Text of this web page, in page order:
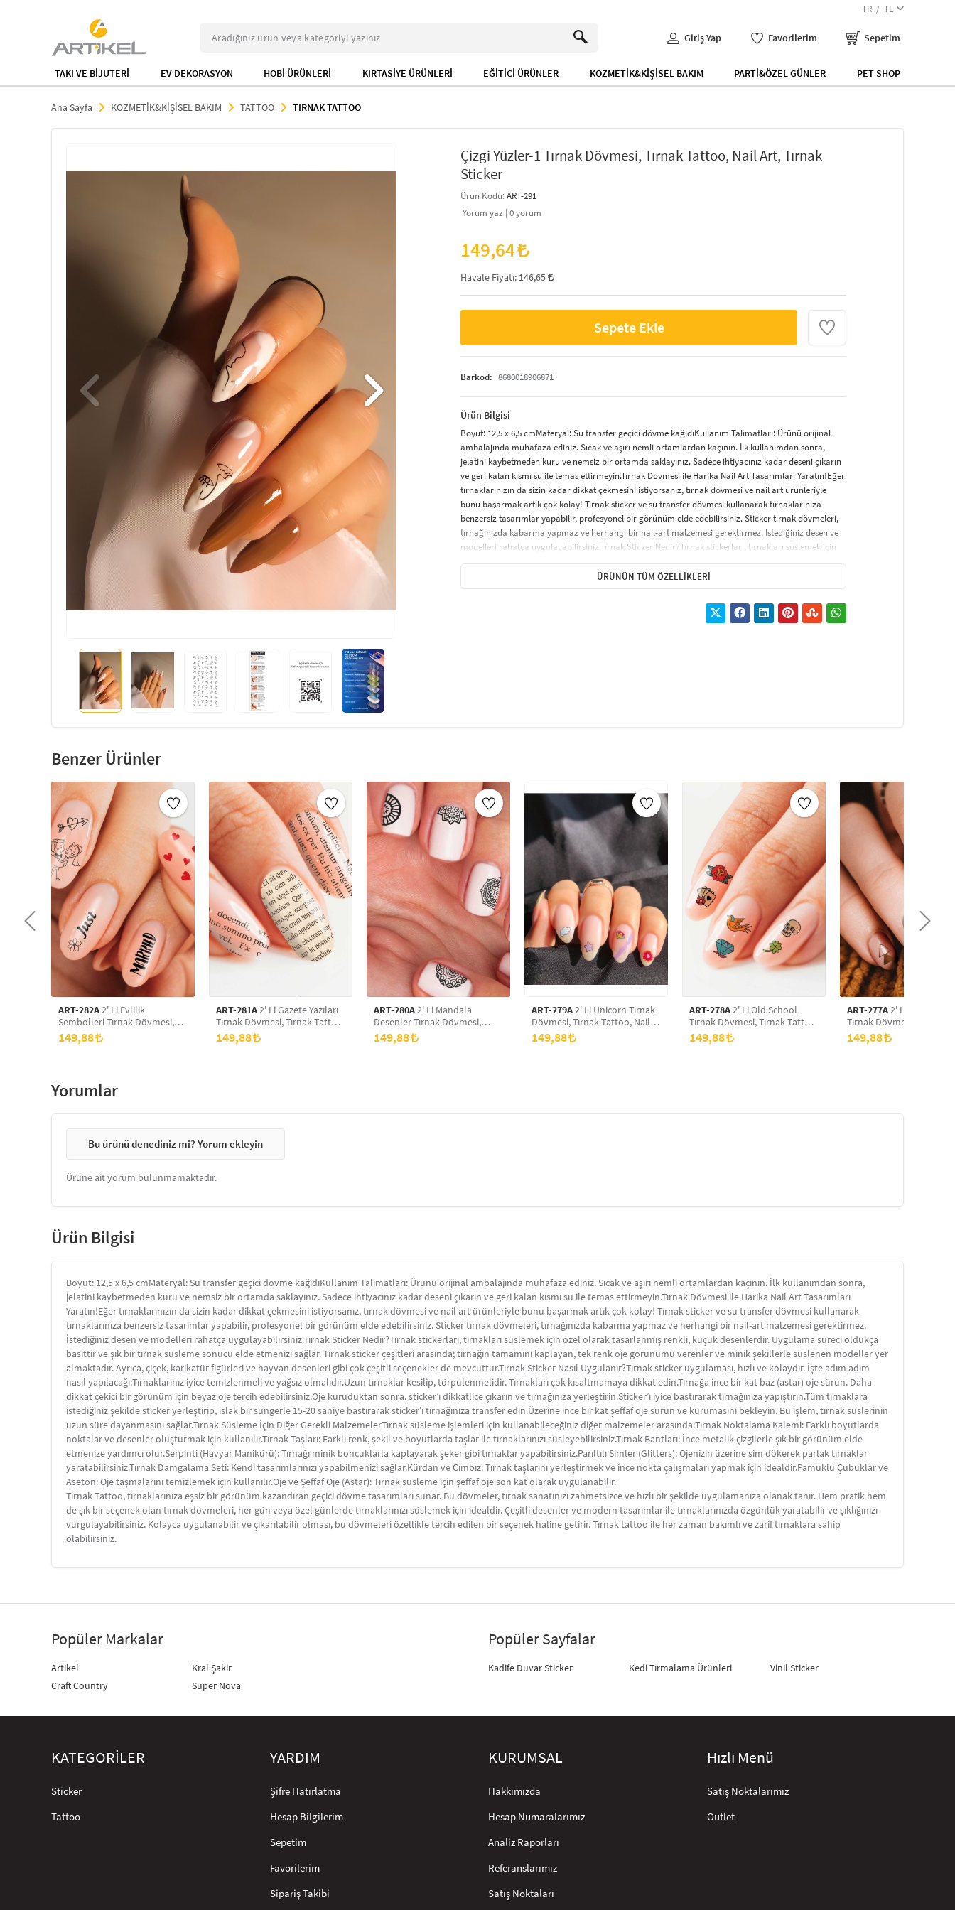
TR TL
Giriş Yap Favorilerim Sepetim
TAKI VE BİJUTERİ EV DEKORASYON HOBİ ÜRÜNLERİ KIRTASİYE ÜRÜNLERİ EĞİTİCİ ÜRÜNLER KOZMETİK&KİŞİSEL BAKIM PARTİ&ÖZEL GÜNLER PET SHOP
Ana Sayfa KOZMETİK&KİŞİSEL BAKIM TATTOO TIRNAK TATTOO
Çizgi Yüzler-1 Tırnak Dövmesi, Tırnak Tattoo, Nail Art, Tırnak
Sticker
Ürün Kodu:ART-291
Yorum yaz | 0yorum
149,64
Havale Fiyatı: 146,65
Sepete Ekle
Barkod: 8680018906871
Ürün Bilgisi
Boyut: 12,5 x 6,5 cmMateryal: Su transfer geçici dövme kağıdıKullanım Talimatları: Ürünü orijinal
ambalajında muhafaza ediniz. Sıcak ve aşırı nemli ortamlardan kaçının. İlk kullanımdan sonra,
jelatini kaybetmeden kuru ve nemsiz bir ortamda saklayınız. Sadece ihtiyacınız kadar deseni çıkarın
ve geri kalan kısmı su ile temas ettirmeyin.Tırnak Dövmesi ile Harika Nail Art Tasarımları Yaratın!Eğer
tırnaklarınızın da sizin kadar dikkat çekmesini istiyorsanız, tırnak dövmesi ve nail art ürünleriyle
bunu başarmak artık çok kolay! Tırnak sticker ve su transfer dövmesi kullanarak tırnaklarınıza
benzersiz tasarımlar yapabilir, profesyonel bir görünüm elde edebilirsiniz. Sticker tırnak dövmeleri,
tırnağınızda kabarma yapmaz ve herhangi bir nail-art malzemesi gerektirmez. İstediğiniz desen ve
modelleri rahatça uygulayabilirsiniz.Tırnak Sticker Nedir?Tırnak stickerları, tırnakları süslemek için
süsleme sonucu elde etmenizi sağlar. Tırnak sticker çeşitleri arasında; tırnağın tamamını kaplayan,
tek renk oje görünümü verenler ve minik şekillerle süslenen modeller yer almaktadır. Ayrıca, çiçek,
karikatür figürleri ve hayvan desenleri gibi çok çeşitli seçenekler de mevcuttur.Tırnak Sticker Nasıl
Uygulanır?Tırnak sticker uygulaması, hızlı ve kolaydır. İşte adım adım nasıl yapılacağı:Tırnaklarınız
diğer malzemeler arasında:Tırnak Noktalama Kalemi: Farklı boyutlarda noktalar ve desenler
yapabilirsiniz.Parıltılı Simler (Glitters): Ojenizin üzerine sim dökerek parlak tırnaklar
yaratabilirsiniz.Tırnak Damgalama Seti: Kendi tasarımlarınızı yapabilmenizi sağlar.Kürdan ve
Cımbız: Tırnak taşlarını yerleştirmek ve ince nokta çalışmaları yapmak için idealdir.Pamuklu
Çubuklar ve Aseton: Oje taşmalarını temizlemek için kullanılır.Oje ve Şeffaf Oje (Astar): Tırnak
süsleme için şeffaf oje son kat olarak uygulanabilir.
Tırnak Tattoo, tırnaklarınıza eşsiz bir görünüm kazandıran geçici dövme tasarımları sunar. Bu
dövmeler, tırnak sanatınızı zahmetsizce ve hızlı bir şekilde uygulamanıza olanak tanır. Hem pratik
hem de şık bir seçenek olan tırnak dövmeleri, her gün veya özel günlerde tırnaklarınızı süslemek için
idealdir. Çeşitli desenler ve modern tasarımlar ile tırnaklarınızda özgünlük yaratabilir ve şıklığınızı
vurgulayabilirsiniz. Kolayca uygulanabilir ve çıkarılabilir olması, bu dövmeleri özellikle tercih edilen
bir seçenek haline getirir. Tırnak tattoo ile her zaman bakımlı ve zarif tırnaklara sahip olabilirsiniz.
ÜRÜNÜN TÜM ÖZELLIKLERI
Benzer Ürünler
ART-282A2' Li Evlilik
Sembolleri Tırnak Dövmesi,
Tırnak Tattoo, Nail Art, Tırnak
Sticker
149,88
ART-281A2' Li Gazete Yazıları
Tırnak Dövmesi, Tırnak Tattoo,
Nail Art, Tırnak Sticker
149,88
ART-280A2' Li Mandala
Desenler Tırnak Dövmesi,
Tırnak Tattoo, Nail Art, Tırnak
Sticker
149,88
ART-279A2' Li Unicorn Tırnak
Dövmesi, Tırnak Tattoo, Nail
Art, Tırnak Sticker
149,88
ART-278A2' Li Old School
Tırnak Dövmesi, Tırnak Tattoo,
Nail Art, Tırnak Sticker
149,88
ART-277A2' Li Boho
Tırnak Dövmesi, Tırnak
Nail Art, Tırnak Sticker
149,88
Yorumlar
Bu ürünü denediniz mi? Yorum ekleyin
Ürüne ait yorum bulunmamaktadır.
Ürün Bilgisi
Boyut: 12,5 x 6,5 cmMateryal: Su transfer geçici dövme kağıdıKullanım Talimatları: Ürünü orijinal ambalajında muhafaza ediniz. Sıcak ve aşırı nemli ortamlardan kaçının. İlk kullanımdan sonra,
jelatini kaybetmeden kuru ve nemsiz bir ortamda saklayınız. Sadece ihtiyacınız kadar deseni çıkarın ve geri kalan kısmı su ile temas ettirmeyin.Tırnak Dövmesi ile Harika Nail Art Tasarımları
Yaratın!Eğer tırnaklarınızın da sizin kadar dikkat çekmesini istiyorsanız, tırnak dövmesi ve nail art ürünleriyle bunu başarmak artık çok kolay! Tırnak sticker ve su transfer dövmesi kullanarak
tırnaklarınıza benzersiz tasarımlar yapabilir, profesyonel bir görünüm elde edebilirsiniz. Sticker tırnak dövmeleri, tırnağınızda kabarma yapmaz ve herhangi bir nail-art malzemesi gerektirmez.
İstediğiniz desen ve modelleri rahatça uygulayabilirsiniz.Tırnak Sticker Nedir?Tırnak stickerları, tırnakları süslemek için özel olarak tasarlanmış renkli, küçük desenlerdir. Uygulama süreci oldukça
basittir ve şık bir tırnak süsleme sonucu elde etmenizi sağlar. Tırnak sticker çeşitleri arasında; tırnağın tamamını kaplayan, tek renk oje görünümü verenler ve minik şekillerle süslenen modeller yer
almaktadır. Ayrıca, çiçek, karikatür figürleri ve hayvan desenleri gibi çok çeşitli seçenekler de mevcuttur.Tırnak Sticker Nasıl Uygulanır?Tırnak sticker uygulaması, hızlı ve kolaydır. İşte adım adım
nasıl yapılacağı:Tırnaklarınız iyice temizlenmeli ve yağsız olmalıdır.Uzun tırnaklar kesilip, törpülenmelidir. Tırnakları çok kısaltmamaya dikkat edin.Tırnağa ince bir kat baz (astar) oje sürün. Daha
dikkat çekici bir görünüm için beyaz oje tercih edebilirsiniz.Oje kuruduktan sonra, sticker’ı dikkatlice çıkarın ve tırnağınıza yerleştirin.Sticker’ı iyice bastırarak tırnağınıza yapıştırın.Tüm tırnaklara
istediğiniz şekilde sticker yerleştirip, ıslak bir süngerle 15-20 saniye bastırarak sticker’ı tırnağınıza transfer edin.Üzerine ince bir kat şeffaf oje sürün ve kurumasını bekleyin. Bu işlem, tırnak süslerinin
uzun süre dayanmasını sağlar.Tırnak Süsleme İçin Diğer Gerekli MalzemelerTırnak süsleme işlemleri için kullanabileceğiniz diğer malzemeler arasında:Tırnak Noktalama Kalemi: Farklı boyutlarda
noktalar ve desenler oluşturmak için kullanılır.Tırnak Taşları: Farklı renk, şekil ve boyutlarda taşlar ile tırnaklarınızı süsleyebilirsiniz.Tırnak Bantları: İnce metalik çizgilerle şık bir görünüm elde
etmenize yardımcı olur.Serpinti (Havyar Manikürü): Tırnağı minik boncuklarla kaplayarak şeker gibi tırnaklar yapabilirsiniz.Parıltılı Simler (Glitters): Ojenizin üzerine sim dökerek parlak tırnaklar
yaratabilirsiniz.Tırnak Damgalama Seti: Kendi tasarımlarınızı yapabilmenizi sağlar.Kürdan ve Cımbız: Tırnak taşlarını yerleştirmek ve ince nokta çalışmaları yapmak için idealdir.Pamuklu Çubuklar ve
Aseton: Oje taşmalarını temizlemek için kullanılır.Oje ve Şeffaf Oje (Astar): Tırnak süsleme için şeffaf oje son kat olarak uygulanabilir.
Tırnak Tattoo, tırnaklarınıza eşsiz bir görünüm kazandıran geçici dövme tasarımları sunar. Bu dövmeler, tırnak sanatınızı zahmetsizce ve hızlı bir şekilde uygulamanıza olanak tanır. Hem pratik hem
de şık bir seçenek olan tırnak dövmeleri, her gün veya özel günlerde tırnaklarınızı süslemek için idealdir. Çeşitli desenler ve modern tasarımlar ile tırnaklarınızda özgünlük yaratabilir ve şıklığınızı
vurgulayabilirsiniz. Kolayca uygulanabilir ve çıkarılabilir olması, bu dövmeleri özellikle tercih edilen bir seçenek haline getirir. Tırnak tattoo ile her zaman bakımlı ve zarif tırnaklara sahip
olabilirsiniz.
Popüler Markalar
Artikel
Craft Country
Kral Şakir
Super Nova
Popüler Sayfalar
Kadife Duvar Sticker Kedi Tırmalama Ürünleri Vinil Sticker
KATEGORİLER
Sticker
Tattoo
YARDIM
Şifre Hatırlatma
Hesap Bilgilerim
Sepetim
Favorilerim
Sipariş Takibi
KURUMSAL
Hakkımızda
Hesap Numaralarımız
Analiz Raporları
Referanslarımız
Satış Noktaları
Hızlı Menü
Satış Noktalarımız
Outlet